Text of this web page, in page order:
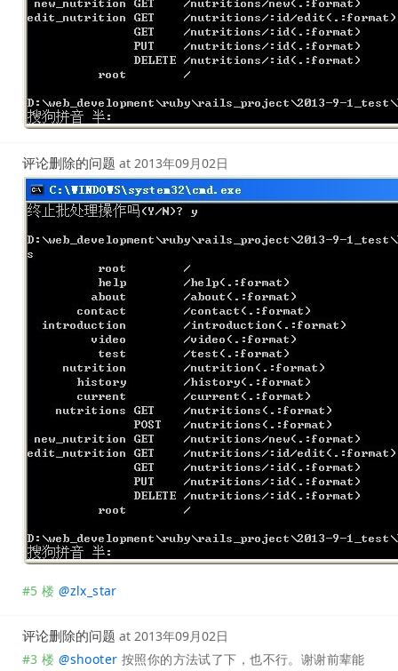
评论删除的问题 at 2013年09月02日
#5 楼 @zlx_star
评论删除的问题 at 2013年09月02日
#3 楼 @shooter 按照你的方法试了下，也不行。谢谢前辈能